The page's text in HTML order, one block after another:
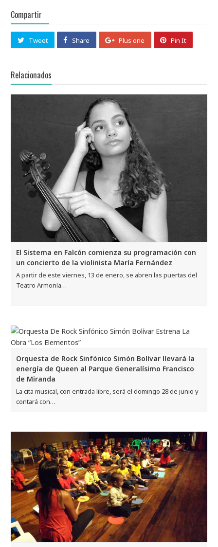
Compartir
Tweet Share Plus one Pin It
Relacionados
El Sistema en Falcón comienza su programación con
un concierto de la violinista María Fernández
A partir de este viernes, 13 de enero, se abren las puertas del
Teatro Armonía…
Orquesta de Rock Sinfónico Simón Bolívar llevará la
energía de Queen al Parque Generalísimo Francisco
de Miranda
La cita musical, con entrada libre, será el domingo 28 de junio y
contará con…